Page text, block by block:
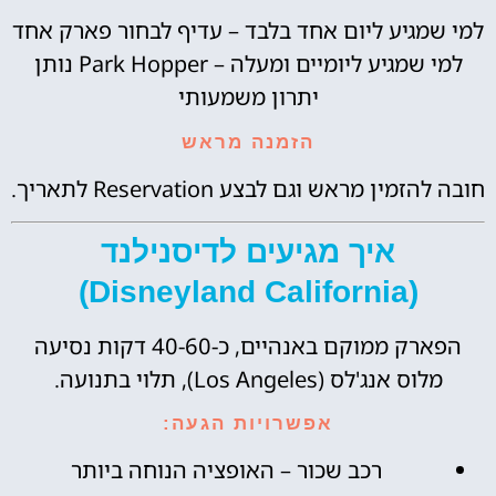
למי שמגיע ליום אחד בלבד – עדיף לבחור פארק אחד
למי שמגיע ליומיים ומעלה – Park Hopper נותן
יתרון משמעותי
הזמנה מראש
חובה להזמין מראש וגם לבצע Reservation לתאריך.
איך מגיעים לדיסנילנד
(Disneyland California)
הפארק ממוקם באנהיים, כ-40-60 דקות נסיעה
מלוס אנג'לס (Los Angeles), תלוי בתנועה.
אפשרויות הגעה:
רכב שכור – האופציה הנוחה ביותר